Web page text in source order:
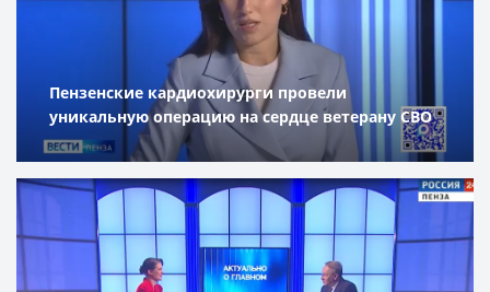
Пензенские кардиохирурги провели
уникальную операцию на сердце ветерану СВО